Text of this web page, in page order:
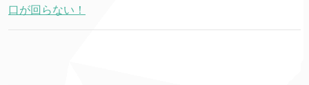
口が回らない！